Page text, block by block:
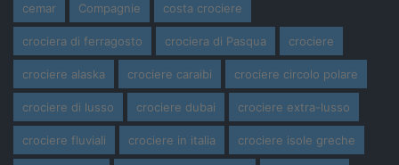
cemar Compagnie costa crociere
crociera di ferragosto crociera di Pasqua crociere
crociere alaska crociere caraibi crociere circolo polare
crociere di lusso crociere dubai crociere extra-lusso
crociere fluviali crociere in italia crociere isole greche